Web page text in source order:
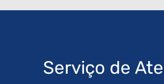
Serviço de